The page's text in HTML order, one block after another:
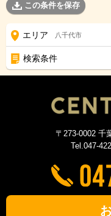
この条件を保存
エリア 八千代市
検索条件
〒273-0002 千
Tel.047-
プライバシ